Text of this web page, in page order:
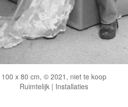
100 x 80 cm, © 2021, niet te koop
Ruimtelijk | Installaties